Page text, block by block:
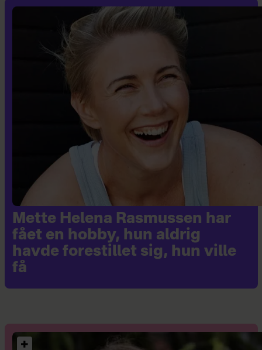
Mette Helena Rasmussen har
fået en hobby, hun aldrig
havde forestillet sig, hun ville
få